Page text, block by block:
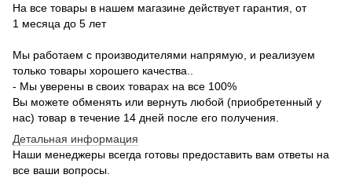
На все товары в нашем магазине действует гарантия, от
1 месяца до 5 лет
Мы работаем с производителями напрямую, и реализуем
только товары хорошего качества..
- Мы уверены в своих товарах на все 100%
Вы можете обменять или вернуть любой (приобретенный у
нас) товар в течение 14 дней после его получения.
Детальная информация
Наши менеджеры всегда готовы предоставить вам ответы на
все ваши вопросы.